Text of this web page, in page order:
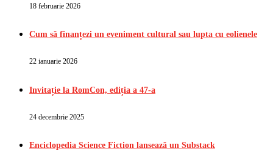
18 februarie 2026
Cum să finanțezi un eveniment cultural sau lupta cu eolienele
22 ianuarie 2026
Invitație la RomCon, ediția a 47-a
24 decembrie 2025
Enciclopedia Science Fiction lansează un Substack